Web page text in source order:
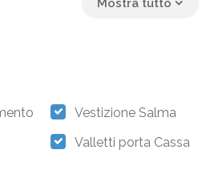
Vestizione Salma
Valletti porta Cassa